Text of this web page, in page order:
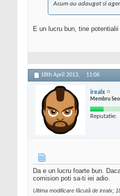
Acum au adaugat si
E un lucru bun, tine
18th April 2013, 11:06
irealx
Membru
Reputatie:
Da e un lucru foarte bun.
comision poti sa-ti iei adio.
Ultima modificare făcută de irealx;